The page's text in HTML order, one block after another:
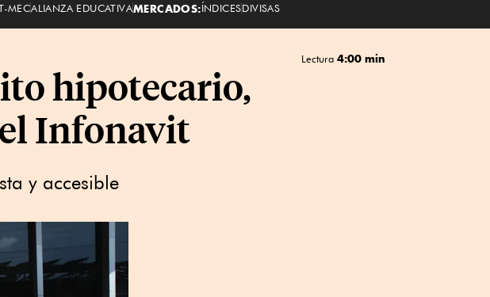
MECALIANZA EDUCATIVAMERCADOS:ÍNDICESDIVISAS
Lectura 4:00 min
hipotecario,
Infonavit
y accesible